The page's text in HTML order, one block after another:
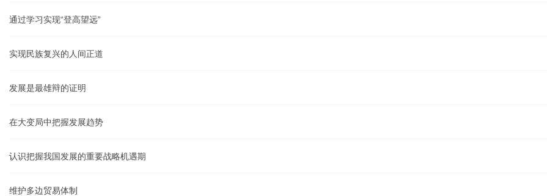
通过学习实现“登高望远”
实现民族复兴的人间正道
发展是最雄辩的证明
在大变局中把握发展趋势
认识把握我国发展的重要战略机遇期
维护多边贸易体制